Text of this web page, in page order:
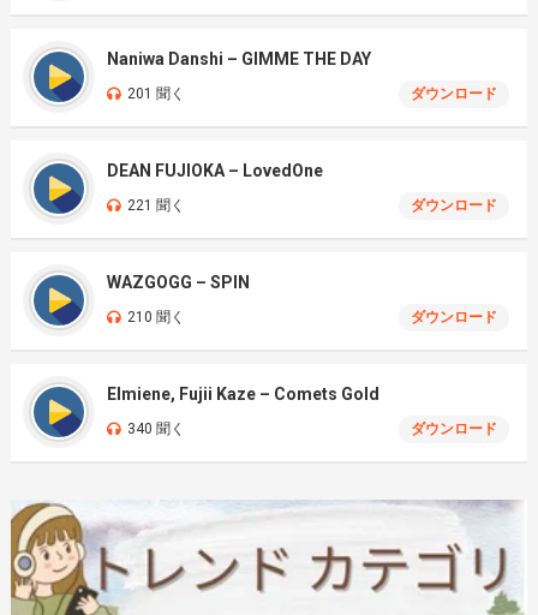
Naniwa Danshi – GIMME THE DAY
201 聞く ダウンロード
DEAN FUJIOKA – LovedOne
221 聞く ダウンロード
WAZGOGG – SPIN
210 聞く ダウンロード
Elmiene, Fujii Kaze – Comets Gold
340 聞く ダウンロード